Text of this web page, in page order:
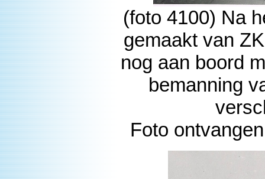
(foto 4100) Na
gemaakt van
nog aan boord
bemanning
Foto